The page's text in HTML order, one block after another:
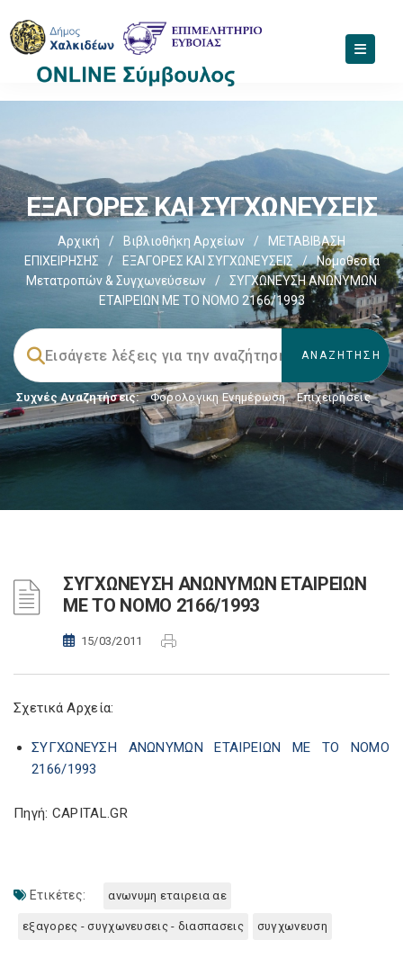
EΞΑΓΟΡΕΣ ΚΑΙ ΣΥΓΧΩΝΕΥΣΕΙΣ
Αρχική / Βιβλιοθήκη Αρχείων /
ΜΕΤΑΒΙΒΑΣΗ
ΕΠΙΧΕIΡΗΣΗΣ
/ EΞΑΓΟΡΕΣ ΚΑΙ ΣΥΓΧΩΝΕΥΣΕΙΣ /
Νομοθεσία
Μετατροπών & Συγχωνεύσεων
/
ΣΥΓΧΩΝΕΥΣΗ ΑΝΩΝΥΜΩΝ
ΕΤΑΙΡΕΙΩΝ ΜΕ ΤΟ ΝΟΜΟ 2166/1993
Συχνές Αναζητήσεις: Φορολογικη Ενημέρωση, Επιχειρήσεις
ΣΥΓΧΩΝΕΥΣΗ ΑΝΩΝΥΜΩΝ ΕΤΑΙΡΕΙΩΝ
ΜΕ ΤΟ ΝΟΜΟ 2166/1993
15/03/2011
Σχετικά Αρχεία:
ΣΥΓΧΩΝΕΥΣΗ ΑΝΩΝΥΜΩΝ ΕΤΑΙΡΕΙΩΝ ΜΕ ΤΟ ΝΟΜΟ
2166/1993
Πηγή: CAPITAL.GR
Ετικέτες: ανωνυμη εταιρεια αε
εξαγορες - συγχωνευσεις - διασπασεις συγχωνευση